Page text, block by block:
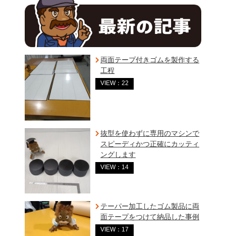
両面テープ付きゴムを製作する
工程
VIEW：22
抜型を使わずに専用のマシンで
スピーディかつ正確にカッティ
ングします
VIEW：14
テーパー加工したゴム製品に両
面テープをつけて納品した事例
VIEW：17